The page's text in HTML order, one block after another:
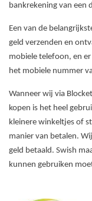
bankrekening van een
Een van de
geld verzenden en
mobiele telefoon, en
het mobiele nummer
Wanneer wij via
kopen is het heel
kleinere winkeltjes of
manier van betalen.
geld betaald. Swish
kunnen gebruiken